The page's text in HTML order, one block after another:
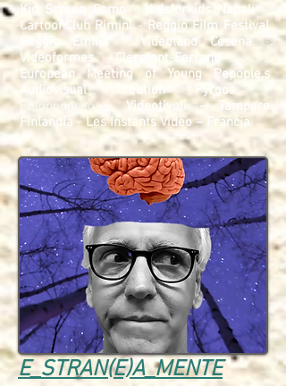
Kid Screen Como - Kidsforkids Napoli-
CartoonClub Rimini- Reggio Film Festival
Reggio Emilia- Videoland Cesena-
Videoformes Clermont-Ferrand-
European Meeting of Young Pepople,s
Audiovisual Creation Pyrgos -
Peloponneso -Videotivoli – Tampere
Finlandia -Les Instants Video – Francia
E_STRAN(E)A_MENTE